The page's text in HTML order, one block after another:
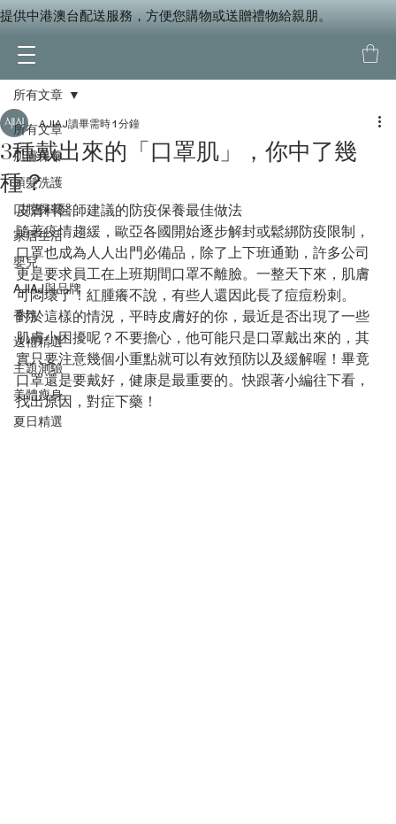
提供中港澳台配送服務，方便您購物或送贈禮物給親朋。
所有文章
肌膚保養
頭髮洗護
口腔保養
家居生活
嬰兒
AJIAJ與品牌
香氛
送禮精選
主題測驗
美體瘦身
夏日精選
所有文章
3種戴出來的「口罩肌」，你中了幾
種？
AJIAJ讀畢需時 1 分鐘
皮膚科醫師建議的防疫保養最佳做法
隨著疫情趨緩，歐亞各國開始逐步解封或鬆綁防疫限制，
口罩也成為人人出門必備品，除了上下班通勤，許多公司
更是要求員工在上班期間口罩不離臉。一整天下來，肌膚
可悶壞了！紅腫癢不說，有些人還因此長了痘痘粉刺。
對於這樣的情況，平時皮膚好的你，最近是否出現了一些
肌膚小困擾呢？不要擔心，他可能只是口罩戴出來的，其
實只要注意幾個小重點就可以有效預防以及緩解喔！畢竟
口罩還是要戴好，健康是最重要的。快跟著小編往下看，
找出原因，對症下藥！